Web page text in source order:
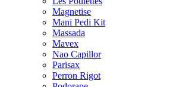
Magnetise
Mani Pedi Kit
Massada
Mavex
Nao Capillor
Parisax
Perron Rigot